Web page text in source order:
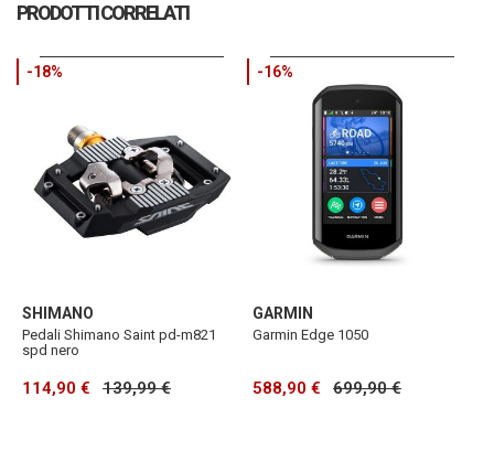
PRODOTTI CORRELATI
-18%
SHIMANO
Pedali Shimano Saint pd-m821
spd nero
114,90 € 139,99 €
-16%
GARMIN
Garmin Edge 1050
588,90 € 699,90 €